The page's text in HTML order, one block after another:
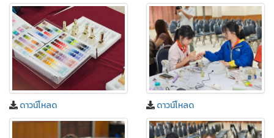
ดาวน์โหลด ดาวน์โหลด